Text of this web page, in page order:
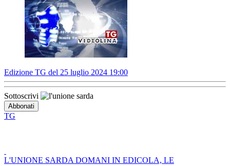
Edizione TG del 25 luglio 2024 19:00
Sottoscrivi
TG
L'UNIONE SARDA DOMANI IN EDICOLA, LE